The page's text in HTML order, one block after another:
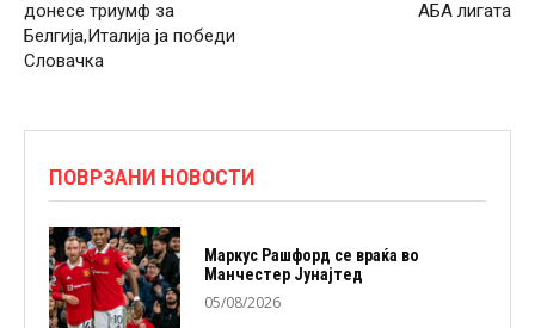
донесе триумф за
Белгија,Италија ја победи
Словачка
АБА лигата
ПОВРЗАНИ НОВОСТИ
Маркус Рашфорд се враќа во
Манчестер Јунајтед
05/08/2026